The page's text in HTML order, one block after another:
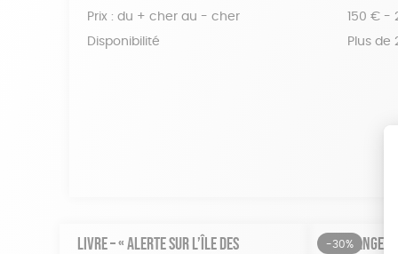
Prix : du + cher au - cher
Disponibilité
150 € -
Plus de
LIVRE – « ALERTE SUR L’ÎLE DES
-30%
KIT